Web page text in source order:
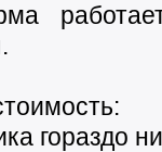
гораздо